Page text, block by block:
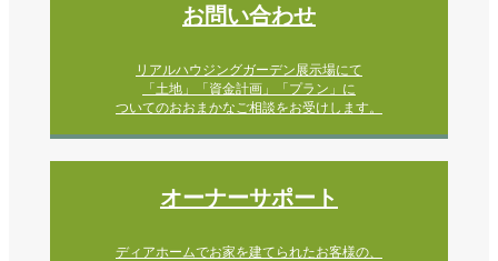
お問い合わせ
リアルハウジングガーデン展示場にて
「土地」「資金計画」「プラン」に
ついてのおおまかなご相談をお受けします。
オーナーサポート
ディアホームでお家を建てられたお客様の、